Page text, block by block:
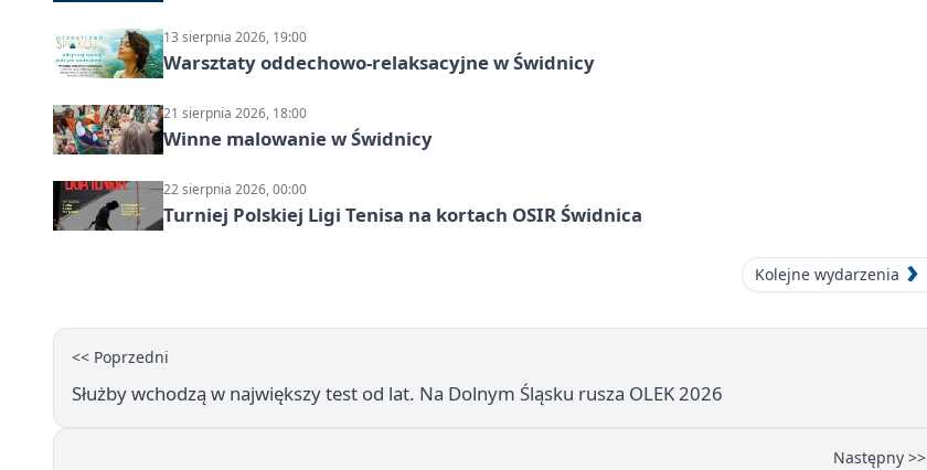
13 sierpnia 2026, 19:00
Warsztaty oddechowo-relaksacyjne w Świdnicy
21 sierpnia 2026, 18:00
Winne malowanie w Świdnicy
22 sierpnia 2026, 00:00
Turniej Polskiej Ligi Tenisa na kortach OSIR Świdnica
Kolejne wydarzenia
<< Poprzedni
Służby wchodzą w największy test od lat. Na Dolnym Śląsku rusza OLEK 2026
Następny >>